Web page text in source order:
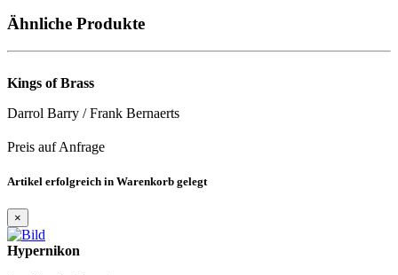
Ähnliche Produkte
Kings of Brass
Darrol Barry / Frank Bernaerts
Preis auf Anfrage
Artikel erfolgreich in Warenkorb gelegt
×
Hypernikon